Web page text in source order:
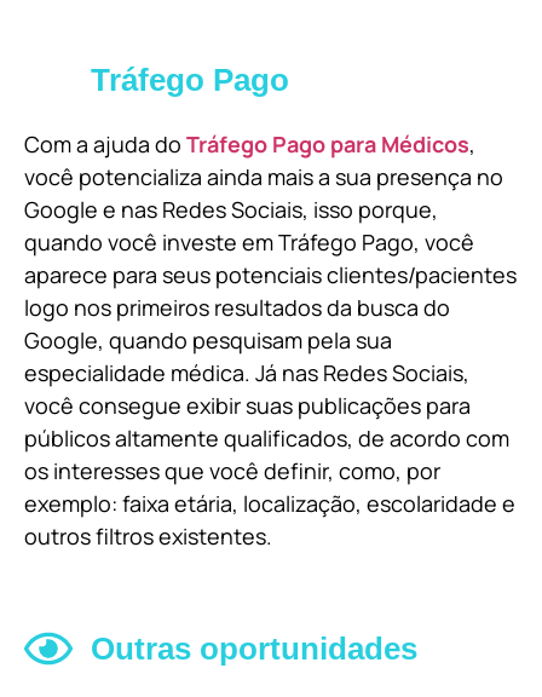
Tráfego Pago
Com a ajuda do Tráfego Pago para Médicos,
você potencializa ainda mais a sua presença no
Google e nas Redes Sociais, isso porque,
quando você investe em Tráfego Pago, você
aparece para seus potenciais clientes/pacientes
logo nos primeiros resultados da busca do
Google, quando pesquisam pela sua
especialidade médica. Já nas Redes Sociais,
você consegue exibir suas publicações para
públicos altamente qualificados, de acordo com
os interesses que você definir, como, por
exemplo: faixa etária, localização, escolaridade e
outros filtros existentes.
Outras oportunidades